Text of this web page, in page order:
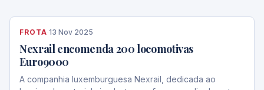
FROTA·13 Nov 2025
Nexrail encomenda 200 locomotivas
Euro9000
A companhia luxemburguesa Nexrail, dedicada ao